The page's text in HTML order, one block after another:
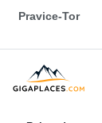
Pravice-Tor